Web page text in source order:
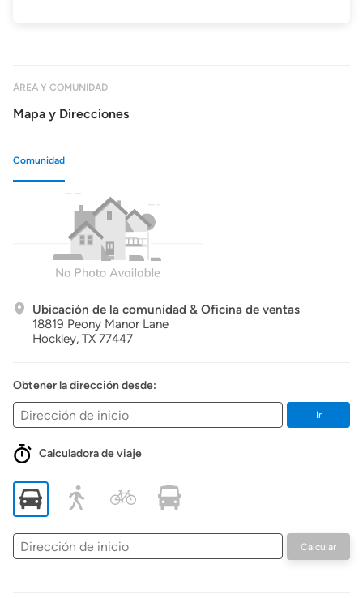
ÁREA Y COMUNIDAD
Mapa y Direcciones
Comunidad
Ubicación de la comunidad & Oficina de ventas
18819 Peony Manor Lane
Hockley, TX 77447
Obtener la dirección desde:
Ir
Calculadora de viaje
Dirección
de
Calcular